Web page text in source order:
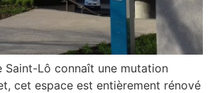
Saint-Lô connaît une mutation
cet espace est entièrement rénové